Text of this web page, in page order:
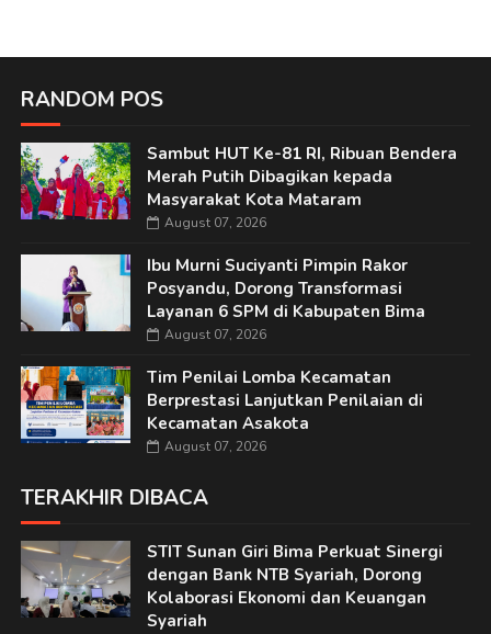
RANDOM POS
Sambut HUT Ke-81 RI, Ribuan Bendera
Merah Putih Dibagikan kepada
Masyarakat Kota Mataram
August 07, 2026
Ibu Murni Suciyanti Pimpin Rakor
Posyandu, Dorong Transformasi
Layanan 6 SPM di Kabupaten Bima
August 07, 2026
Tim Penilai Lomba Kecamatan
Berprestasi Lanjutkan Penilaian di
Kecamatan Asakota
August 07, 2026
TERAKHIR DIBACA
STIT Sunan Giri Bima Perkuat Sinergi
dengan Bank NTB Syariah, Dorong
Kolaborasi Ekonomi dan Keuangan
Syariah